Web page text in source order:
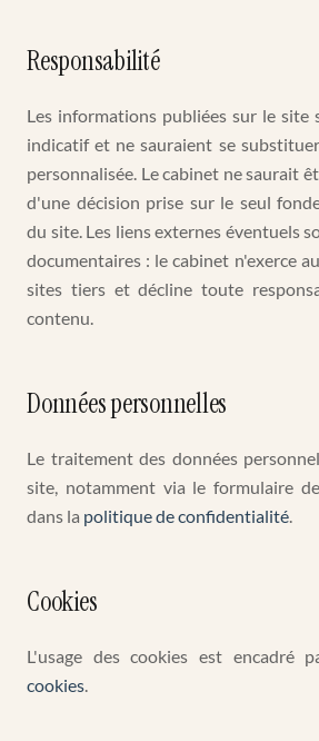
Responsabilité
Les informations publiées sur le
indicatif et ne sauraient se
personnalisée. Le cabinet ne saurait
d'une décision prise sur le seul
du site. Les liens externes éventuels
documentaires : le cabinet n'exerce
sites tiers et décline toute
contenu.
Données personnelles
Le traitement des données
site, notamment via le formulaire
dans la politique de confidentialité.
Cookies
L'usage des cookies est encadré
cookies.